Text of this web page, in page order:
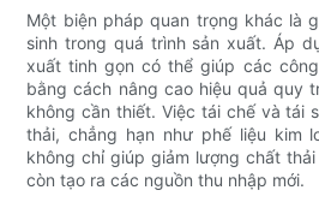
Một biện pháp quan trọng khác là
sinh trong quá trình sản xuất. Áp
xuất tinh gọn có thể giúp các
bằng cách nâng cao hiệu quả quy
không cần thiết. Việc tái chế và tái
thải, chẳng hạn như phế liệu kim
không chỉ giúp giảm lượng chất
còn tạo ra các nguồn thu nhập mới.